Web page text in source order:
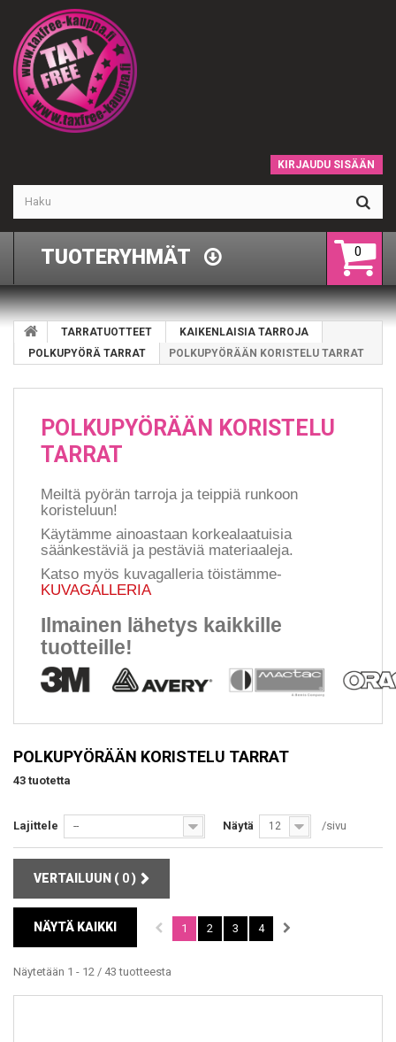
KIRJAUDU SISÄÄN
0
TUOTERYHMÄT
TARRATUOTTEET
KAIKENLAISIA TARROJA
POLKUPYÖRÄ TARRAT
POLKUPYÖRÄÄN KORISTELU TARRAT
POLKUPYÖRÄÄN KORISTELU
TARRAT
Meiltä pyörän tarroja ja teippiä runkoon
koristeluun!
Käytämme ainoastaan korkealaatuisia
säänkestäviä ja pestäviä materiaaleja.
Katso myös kuvagalleria töistämme-
KUVAGALLERIA
Ilmainen lähetys kaikkille
tuotteille!
POLKUPYÖRÄÄN KORISTELU TARRAT
43 tuotetta
Lajittele -- Näytä 12 /sivu
VERTAILUUN ( 0)
NÄYTÄ KAIKKI 1 2 3 4
Näytetään 1 - 12 / 43 tuotteesta